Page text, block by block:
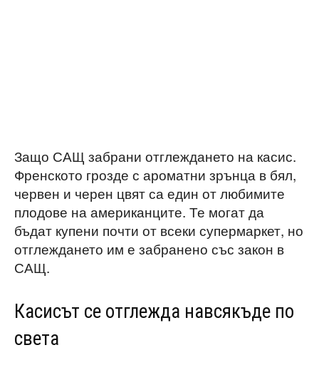
Защо САЩ забрани отглеждането на касис.
Френското грозде с ароматни зрънца в бял,
червен и черен цвят са един от любимите
плодове на американците. Те могат да
бъдат купени почти от всеки супермаркет, но
отглеждането им е забранено със закон в
САЩ.
Касисът се отглежда навсякъде по
света